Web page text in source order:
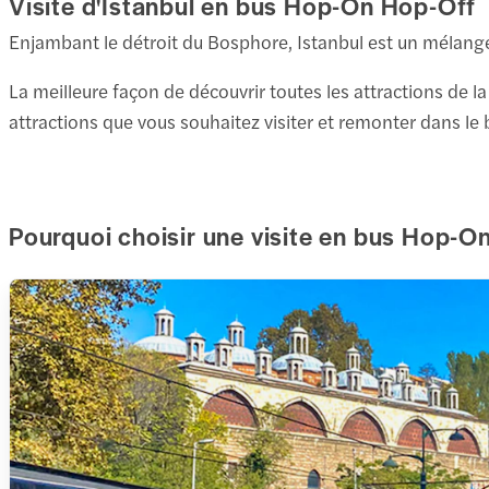
2
1
2
10
9.
11.
12.
13.
Enjambant le détroit du Bosphore, Istanbul est un
La meilleure façon de découvrir toutes les attractions de
attractions que vous souhaitez visiter et remonter dans le
Pourquoi choisir une visite en bus Hop-